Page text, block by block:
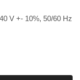
V +- 10%, 50/60 Hz